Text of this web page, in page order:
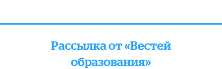
Рассылка от «Вестей
образования»